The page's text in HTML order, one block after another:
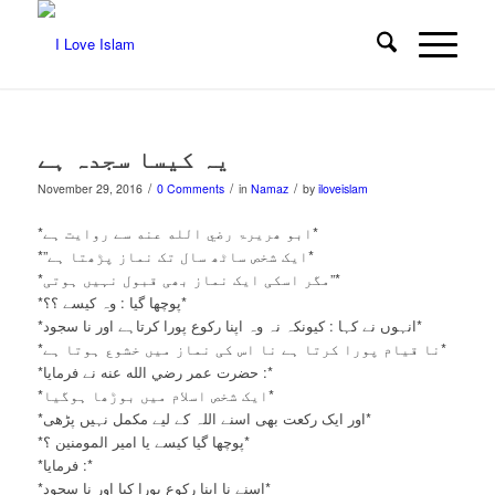
یہ کیسا سجدہ ہے
November 29, 2016 / 0 Comments / in Namaz / by iloveislam
*ابو ھریرۃ رضي الله عنه سے روایت ہے*
*”ایک شخص ساٹھ سال تک نماز پڑھتا ہے*
*مگر اسکی ایک نماز بھی قبول نہیں ہوتی”*
*پوچھا گیا : وہ کیسے ؟؟*
*انہوں نے کہا : کیونکہ نہ وہ اپنا رکوع پورا کرتاہے اور نا سجود*
*نا قیام پورا کرتا ہے نا اس کی نماز میں خشوع ہوتا ہے*
*حضرت عمر رضي الله عنه نے فرمایا :*
*ایک شخص اسلام میں بوڑھا ہوگیا*
*اور ایک رکعت بھی اسنے اللہ کے لیے مکمل نہیں پڑھی*
*پوچھا گیا کیسے یا امیر المومنین ؟*
*فرمایا :*
*اسنے نا اپنا رکوع پورا کیا اور نا سجود*